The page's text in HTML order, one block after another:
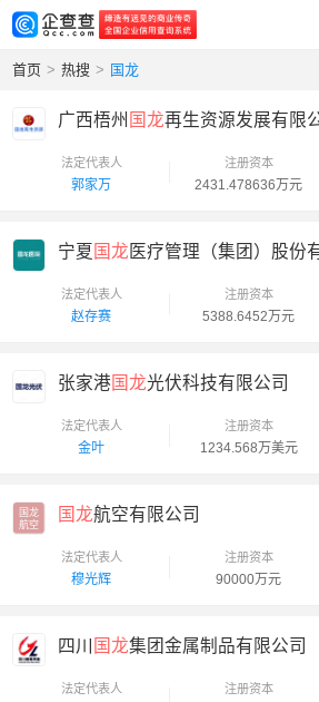
首页 > 热搜 > 国龙
广西梧州 国龙再生资源发展有限
法定代表人
郭家万
注册资本
2431.478636万元
宁夏 国龙 医疗管理（集团）股份
法定代表人
赵存赛
注册资本
5388.6452万元
张家港国龙光伏科技有限公司
法定代表人
金叶
注册资本
1234.568万美元
国龙
航空
国龙航空有限公司
法定代表人
穆光辉
注册资本
90000万元
四川 国龙集团金属制品有限公司
法定代表人 注册资本